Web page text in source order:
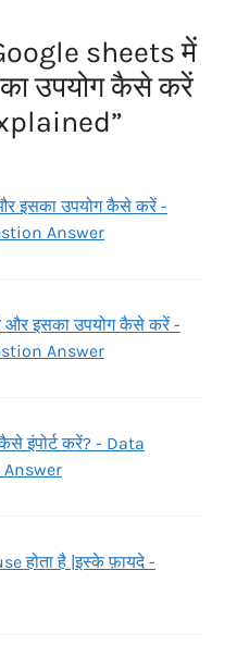
sheets में
उपयोग कैसे करें
इसका उपयोग कैसे करें -
Answer
और इसका उपयोग कैसे करें -
Answer
इंपोर्ट करें? - Data
होता है |इस्के फ़ायदे -